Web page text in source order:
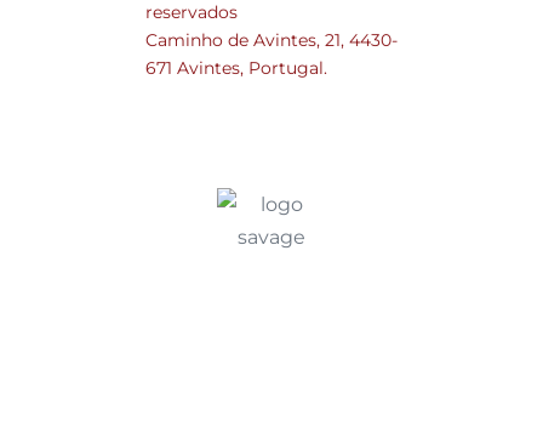
reservados
Caminho de Avintes, 21, 4430-
671 Avintes, Portugal.